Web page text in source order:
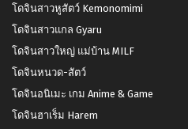
โดจินสาวหูสัตว์ Kemonomimi
โดจินสาวแกล Gyaru
โดจินสาวใหญ่ แม่บ้าน MILF
โดจินหนวด-สัตว์
โดจินอนิเมะ เกม Anime & Game
โดจินฮาเร็ม Harem